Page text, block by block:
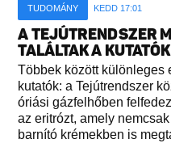
TUDOMÁNY KEDD 17:01
A TEJÚTRENDSZER
TALÁLTAK A KUTATÓK
Többek között különleges
kutatók: a Tejútrendszer
óriási gázfelhőben
az eritrózt, amely
barnító krémekben is